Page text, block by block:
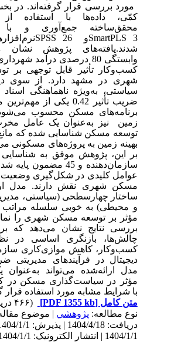
مورد بررسی قرار گرفته‌اند. در
کمّی، داده‌ها با استفاده از
محقق‌ساخته جمع‌آوری و با
SPSS 26وSmartPLS3
شدند.یافته‌های پژوهش نشان
وابستگی 80 درصدی درآمد
کسب‌وکار تأثیر قابل توجهی بر
شهری در مشهد دارد. از سوی
سیاستی، به‌ویژه ناهماهنگی اسناد
ضریب تأثیر 0.42 یکی از
برنامه‌های مسکن محسوب می‌شود.
زمین نیز به‌عنوان یک عامل مخرب
توسعه مسکن شناسایی شده که
بهینه زمین به پروژه‌های مسکونی
سازمان‌دهنده و 45 مضمون
عوامل کلیدی در شکل‌گیری وضعیت
مسکن شهری نقش دارند. مدل
ساختار چهارسطحی (سیاستی،
و محیطی) به خوبی سلسله مراتب
مؤثر بر توسعه مسکن شهری را
بررسی نتایج نشان می‌دهد که
چالش‌ها، بازنگری اساسی در
کسب‌وکار، کاهش موازی‌کاری
دیجیتال در فرآیندهای مدیریتی
مدل ارائه‌شده می‌تواند به‌عنوان
مؤثر در سیاست‌گذاری مسکن در
با شرایط مشابه مورد استفاده قرار
متن کامل[PDF 1355 kb]
نوع مطالعه:پژوهشي| موضوع مقاله:
1404/1/1 | انتشار الکترونیک: 1404/1/1